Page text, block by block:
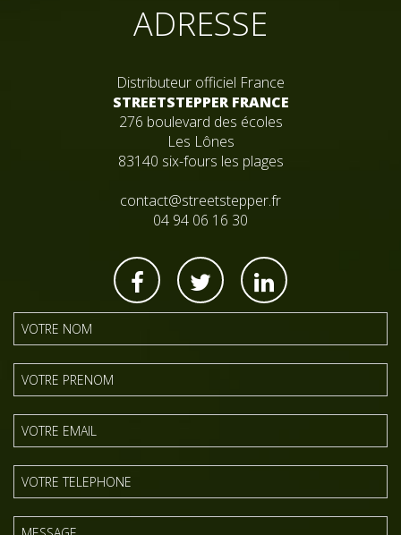
ADRESSE
Distributeur officiel France
STREETSTEPPER FRANCE
276 boulevard des écoles
Les Lônes
83140 six-fours les plages
contact@streetstepper.fr
04 94 06 16 30